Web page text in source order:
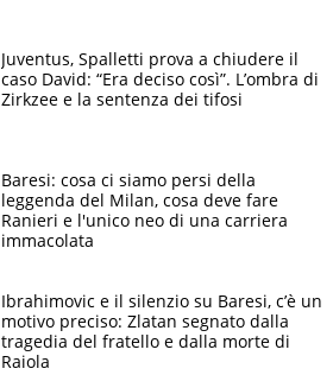
Juventus, Spalletti prova a chiudere il
caso David: “Era deciso così”. L’ombra di
Zirkzee e la sentenza dei tifosi
Baresi: cosa ci siamo persi della
leggenda del Milan, cosa deve fare
Ranieri e l'unico neo di una carriera
immacolata
Ibrahimovic e il silenzio su Baresi, c’è un
motivo preciso: Zlatan segnato dalla
tragedia del fratello e dalla morte di
Raiola